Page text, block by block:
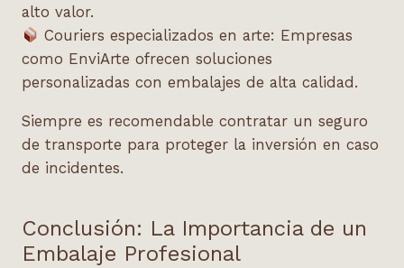
alto valor.
Couriers especializados en arte: Empresas
como EnviArte ofrecen soluciones
personalizadas con embalajes de alta calidad.
Siempre es recomendable contratar un seguro
de transporte para proteger la inversión en caso
de incidentes.
Conclusión: La Importancia de un
Embalaje Profesional